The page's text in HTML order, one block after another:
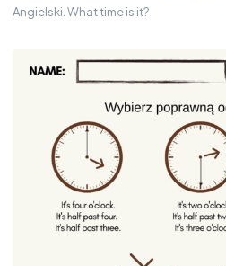
Angielski. What time is it?